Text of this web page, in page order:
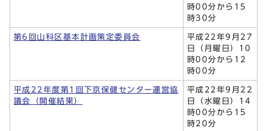
時00分から15
時30分
第6回山科区基本計画策定委員会
平成22年9月27
日（月曜日）10
時00分から12
時00分
平成22年度第1回下京保健センター運営協
議会（開催結果）
平成22年9月22
日（水曜日）14
時00分から15
時20分